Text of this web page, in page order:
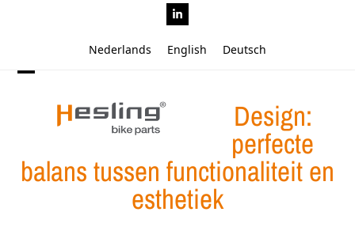
LinkedIn
Nederlands English Deutsch
mobile
menu
mobile
menu
Design:
perfecte
balans tussen functionaliteit en
esthetiek